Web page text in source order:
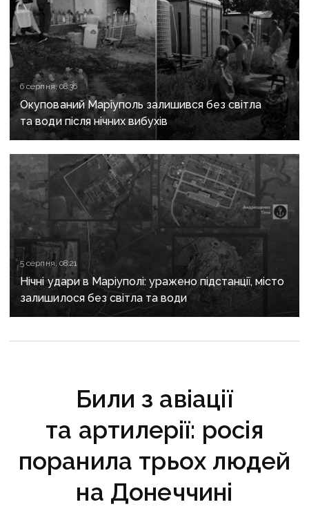
6 серпня, 08:36
Окупований Маріуполь залишився без світла
та води після нічних вибухів
5 серпня, 08:21
Нічні удари в Маріуполі: уражено підстанції, місто
залишилося без світла та води
Били з авіації
та артилерії: росія
поранила трьох людей
на Донеччині